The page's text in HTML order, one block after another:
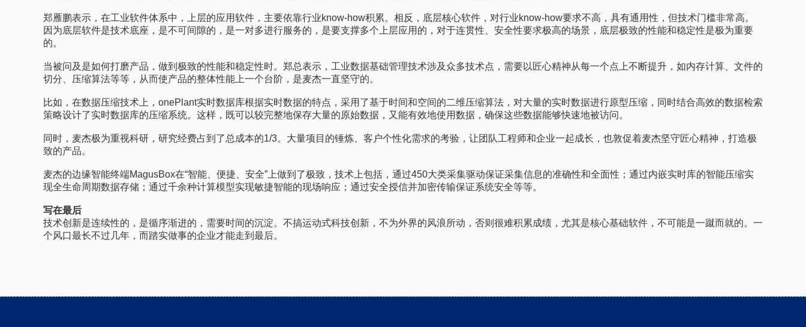
郑雁鹏表示，在工业软件体系中，上层的应用软件，主要依靠行业know-how积累。相反，底层核心软件，对行业know-how要求不高，具有通用性，但技术门槛非常高。
因为底层软件是技术底座，是不可间隙的，是一对多进行服务的，是要支撑多个上层应用的，对于连贯性、安全性要求极高的场景，底层极致的性能和稳定性是极为重要
的。
当被问及是如何打磨产品，做到极致的性能和稳定性时。郑总表示，工业数据基础管理技术涉及众多技术点，需要以匠心精神从每一个点上不断提升，如内存计算、文件的
切分、压缩算法等等，从而使产品的整体性能上一个台阶，是麦杰一直坚守的。
比如，在数据压缩技术上，onePlant实时数据库根据实时数据的特点，采用了基于时间和空间的二维压缩算法，对大量的实时数据进行原型压缩，同时结合高效的数据检索
策略设计了实时数据库的压缩系统。这样，既可以较完整地保存大量的原始数据，又能有效地使用数据，确保这些数据能够快速地被访问。
同时，麦杰极为重视科研，研究经费占到了总成本的1/3。大量项目的锤炼、客户个性化需求的考验，让团队工程师和企业一起成长，也敦促着麦杰坚守匠心精神，打造极
致的产品。
麦杰的边缘智能终端MagusBox在“智能、便捷、安全”上做到了极致，技术上包括，通过450大类采集驱动保证采集信息的准确性和全面性；通过内嵌实时库的智能压缩实
现全生命周期数据存储；通过千余种计算模型实现敏捷智能的现场响应；通过安全授信并加密传输保证系统安全等等。
写在最后
技术创新是连续性的，是循序渐进的，需要时间的沉淀。不搞运动式科技创新，不为外界的风浪所动，否则很难积累成绩，尤其是核心基础软件，不可能是一蹴而就的。一
个风口最长不过几年，而踏实做事的企业才能走到最后。